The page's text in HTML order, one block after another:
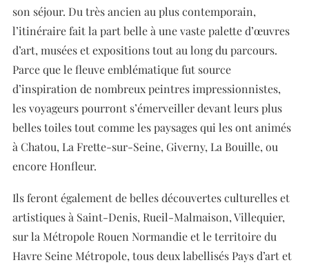
son séjour. Du très ancien au plus contemporain,
l’itinéraire fait la part belle à une vaste palette d’œuvres
d’art, musées et expositions tout au long du parcours.
Parce que le fleuve emblématique fut source
d’inspiration de nombreux peintres impressionnistes,
les voyageurs pourront s’émerveiller devant leurs plus
belles toiles tout comme les paysages qui les ont animés
à Chatou, La Frette-sur-Seine, Giverny, La Bouille, ou
encore Honfleur.
Ils feront également de belles découvertes culturelles et
artistiques à Saint-Denis, Rueil-Malmaison, Villequier,
sur la Métropole Rouen Normandie et le territoire du
Havre Seine Métropole, tous deux labellisés Pays d’art et